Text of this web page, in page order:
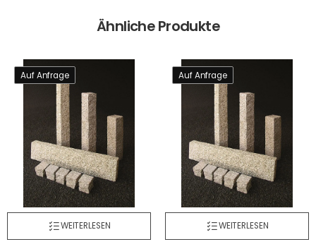
Ähnliche Produkte
Auf Anfrage
WEITERLESEN
Auf Anfrage
WEITERLESEN